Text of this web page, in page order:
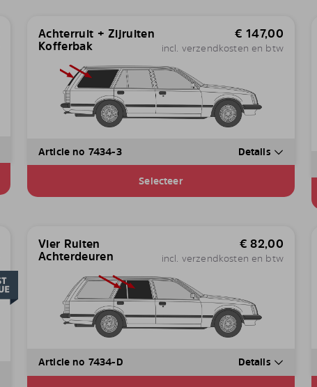
Achterruit + Zijruiten
Kofferbak
€ 147,00
incl. verzendkosten en btw
Article no 7434-3 Details
Selecteer
Vier Ruiten
Achterdeuren
€ 82,00
incl. verzendkosten en btw
Article no 7434-D Details